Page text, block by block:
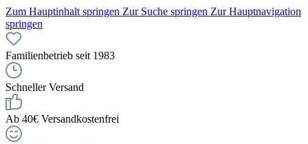
Zum Hauptinhalt springen Zur Suche springen Zur Hauptnavigation
springen
Familienbetrieb seit 1983
Schneller Versand
Ab 40€ Versandkostenfrei